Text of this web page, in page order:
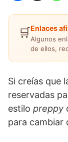
🛒Enlaces
Algunos
de ellos,
Si creías que
reservadas
estilo preppy
para cambiar